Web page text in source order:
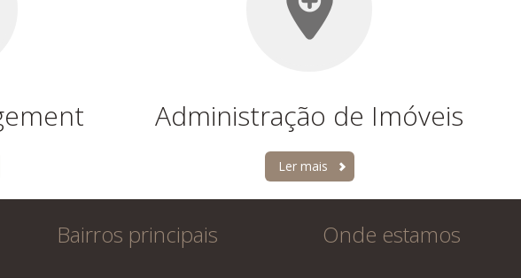
Administração de Imóveis
Ler mais
Bairros principais Onde estamos